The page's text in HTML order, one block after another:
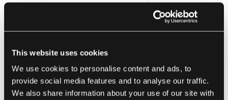
This website uses cookies
We use cookies to personalise content and ads, to
provide social media features and to analyse our traffic.
We also share information about your use of our site with
Dette er viktig for å opprettholde dataintegritet
og forhindre problemer som skitne lesninger,
Isolasjon sikrer at transaksjoner utføres på en
forutsigbar og pålitelig måte.
Durability er det fjerde prinsippet i ACID, og det